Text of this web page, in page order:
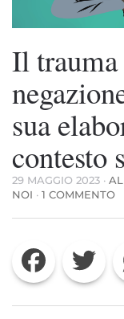
Il
sua
contesto
29 MAGGIO 2023 ·
NOI · 1 COMMENTOSU
E
Facebook